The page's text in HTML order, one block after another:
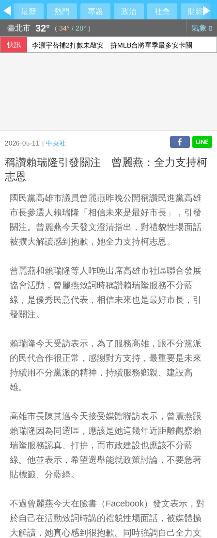
最新 熱門 專題 政治 社會
財經
臺北市 32° ( 34° / 28° ) 氣象
快訊 李灝宇替補2打數未敲安 拚MLB台將單季最多安卡關
2026-05-11 |中央社
稱讚賴瑞隆引發關注 曾麗燕：全力支持柯
志恩
國民黨高雄市議員曾麗燕昨晚公開稱讚民進黨高雄
市長參選人賴瑞隆「相信未來是最好市長」，引發
關注。曾麗燕今天發文澄清指出，對禮貌性場面話
被擴大解讀感到抱歉，她全力支持柯志恩。
曾麗燕和賴瑞隆等人昨晚出席高雄市社區聯合發展
協會活動，曾麗燕致詞時稱讚賴瑞隆服務不分藍
綠，是優秀民意代表，相信未來也是最好市長，引
發關注。
賴瑞隆今天受訪表示，為了服務高雄，跟不分黨派
的民代合作很正常，感謝對方支持，最重要是未來
持續用不分黨派的精神，持續服務鄉親、建設高
雄。
高雄市長陳其邁今天接受媒體聯訪表示，曾麗燕跟
賴瑞隆因為同選區，應該是她這幾年近距離觀察賴
瑞隆服務認真、打拚，而市政建設也應該不分藍
綠。他並表示，希望選舉能就政策討論，不要急著
貼標籤、分藍綠。
不過曾麗燕今天在臉書（Facebook）發文表示，對
於自己在活動致詞時講的禮貌性場面話，被媒體擴
大解讀，她真心感到很抱歉。同時強調自己全力支